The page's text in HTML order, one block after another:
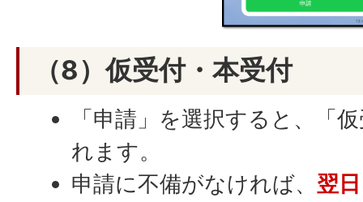
（8）仮受付・本受付
「申請」を選択すると、「
れます。
申請に不備がなければ、 翌